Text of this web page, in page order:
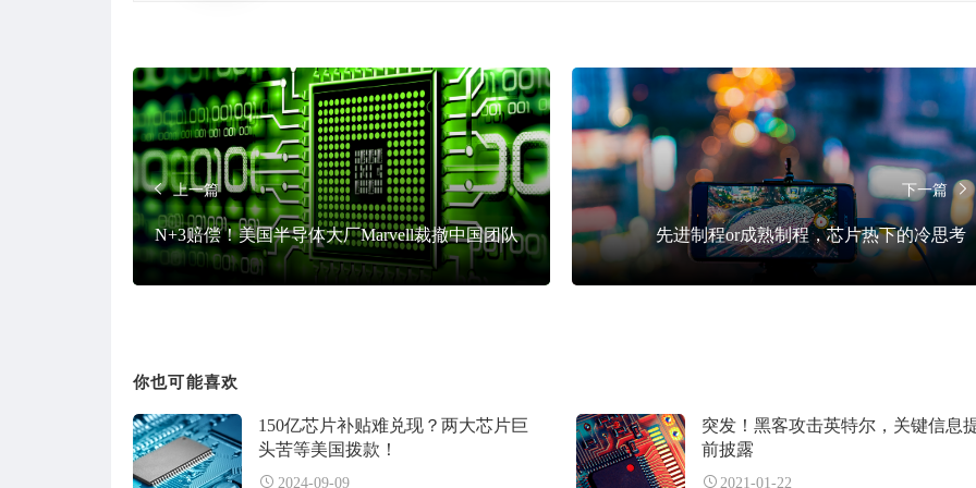
上一篇
N+3赔偿！美国半导体大厂Marvell裁撤中国团队
下一篇
先进制程or成熟制程，芯片热下的冷思考
你也可能喜欢
150亿芯片补贴难兑现？两大芯片巨
头苦等美国拨款！
2024-09-09
突发！黑客攻击英特尔，关键信息
前披露
2021-01-22